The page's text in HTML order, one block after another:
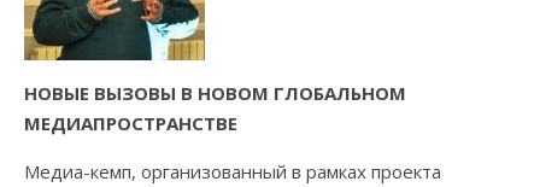
НОВЫЕ ВЫЗОВЫ В НОВОМ ГЛОБАЛЬНОМ
МЕДИАПРОСТРАНСТВЕ
Медиа-кемп, организованный в рамках проекта